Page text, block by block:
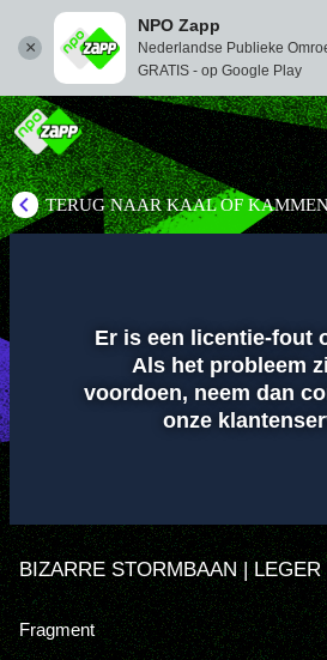
NPO Zapp
Nederlandse Publieke
GRATIS - op Google Play
TERUG NAAR KAAL OF
Afspelen
Er is een licentie-fout
Als het probleem
voordoen, neem dan
onze
BIZARRE STORMBAAN | LEGER
Fragment